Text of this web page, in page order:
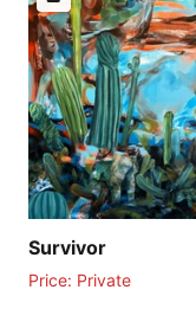
Survivor
Price: Private